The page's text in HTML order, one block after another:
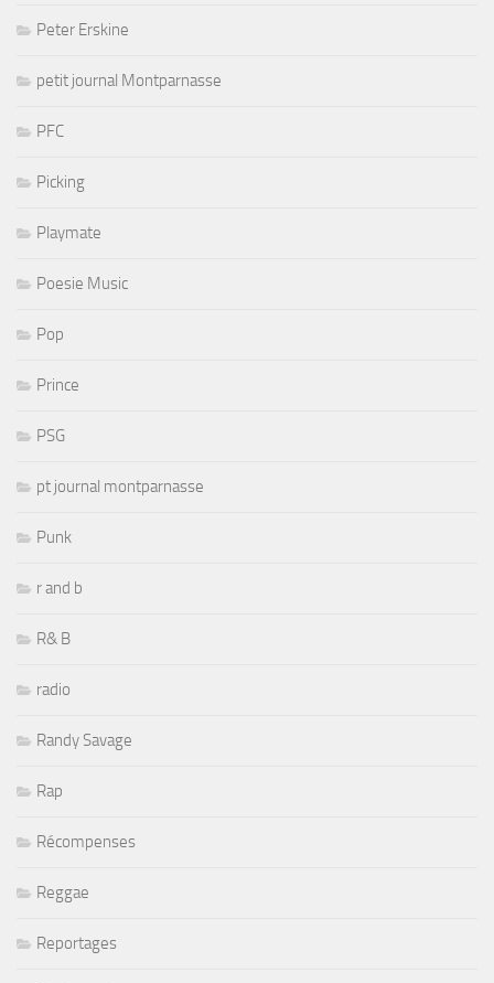
Peter Erskine
petit journal Montparnasse
PFC
Picking
Playmate
Poesie Music
Pop
Prince
PSG
pt journal montparnasse
Punk
r and b
R& B
radio
Randy Savage
Rap
Récompenses
Reggae
Reportages